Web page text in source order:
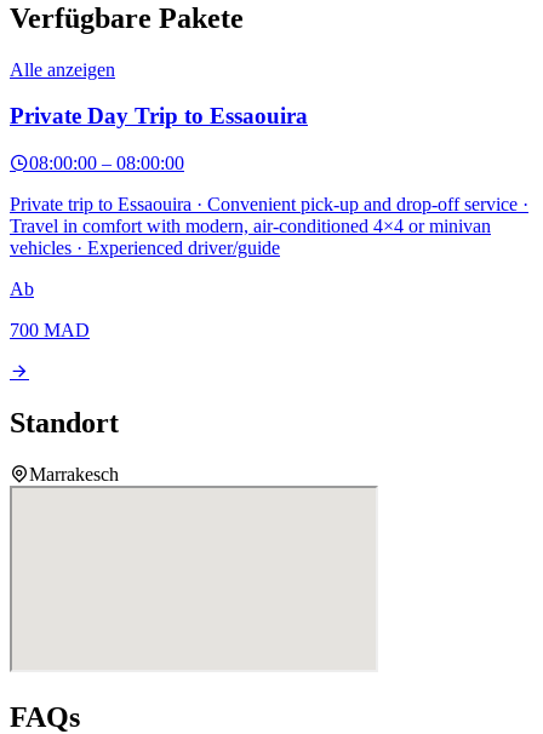
Verfügbare Pakete
Alle anzeigen
Private Day Trip to Essaouira
08:00:00 – 08:00:00
Private trip to Essaouira · Convenient pick-up and drop-off service ·
Travel in comfort with modern, air-conditioned 4×4 or minivan
vehicles · Experienced driver/guide
Ab
700 MAD
Standort
Marrakesch
FAQs